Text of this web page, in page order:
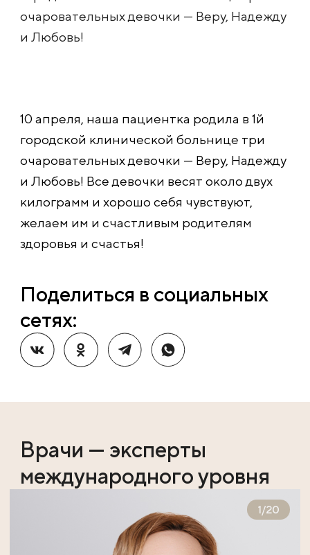
очаровательных девочки — Веру, Надежду
и Любовь!
10 апреля, наша пациентка родила в 1й
городской клинической больнице три
очаровательных девочки — Веру, Надежду
и Любовь! Все девочки весят около двух
килограмм и хорошо себя чувствуют,
желаем им и счастливым родителям
здоровья и счастья!
Поделиться в социальных
сетях:
Врачи — эксперты
международного уровня
1/20